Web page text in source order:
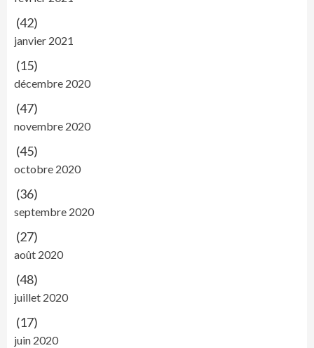
(42)
janvier 2021
(15)
décembre 2020
(47)
novembre 2020
(45)
octobre 2020
(36)
septembre 2020
(27)
août 2020
(48)
juillet 2020
(17)
juin 2020